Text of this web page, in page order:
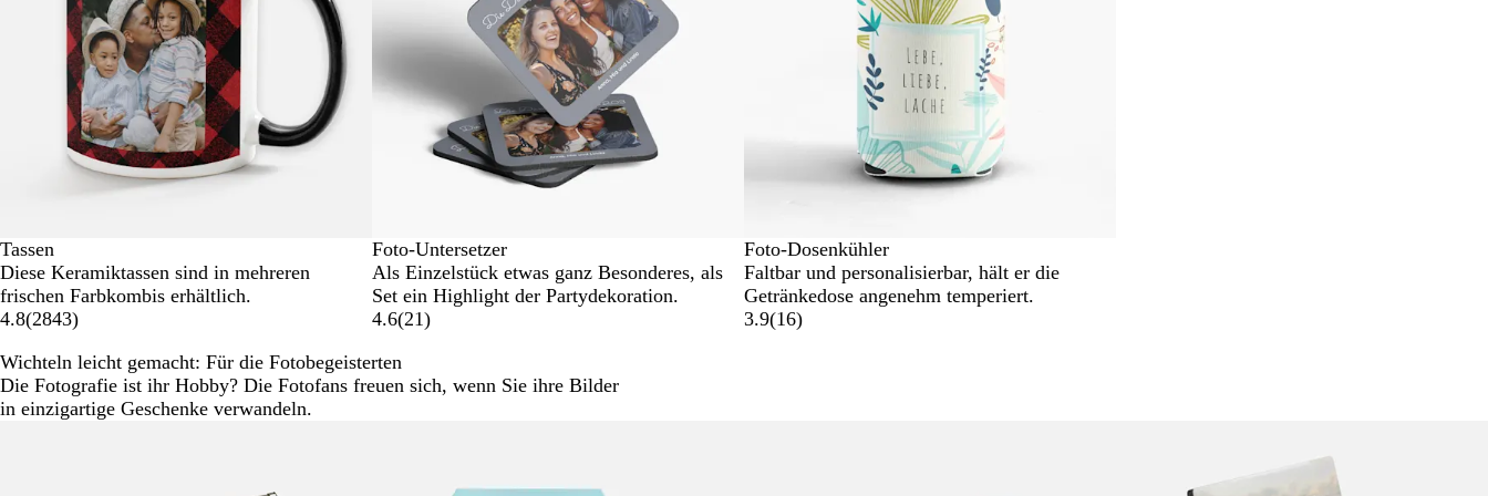
Tassen
Diese Keramiktassen sind in mehreren
frischen Farbkombis erhältlich.
4.8(2843)
Foto-Untersetzer
Als Einzelstück etwas ganz Besonderes, als
Set ein Highlight der Partydekoration.
4.6(21)
Foto-Dosenkühler
Faltbar und personalisierbar, hält er die
Getränkedose angenehm temperiert.
3.9(16)
Wichteln leicht gemacht: Für die Fotobegeisterten
Die Fotografie ist ihr Hobby? Die Fotofans freuen sich, wenn Sie ihre Bilder
in einzigartige Geschenke verwandeln.